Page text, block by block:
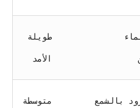
طويلة
الأمد
بالشمع متوسطة